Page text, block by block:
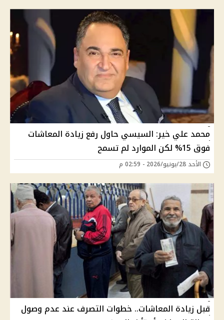
محمد علي خير: السيسي حاول رفع زيادة المعاشات
فوق 15% لكن الموارد لم تسمح
الأحد 28/يونيو/2026 - 02:59 م
قبل زيادة المعاشات.. خطوات التصرف عند عدم وصول